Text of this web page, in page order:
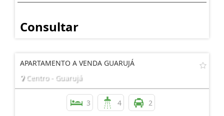
Consultar
APARTAMENTO A VENDA GUARUJÁ
Centro - Guarujá
3 4 2